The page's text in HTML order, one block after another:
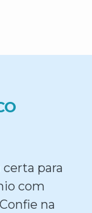
para
com
na